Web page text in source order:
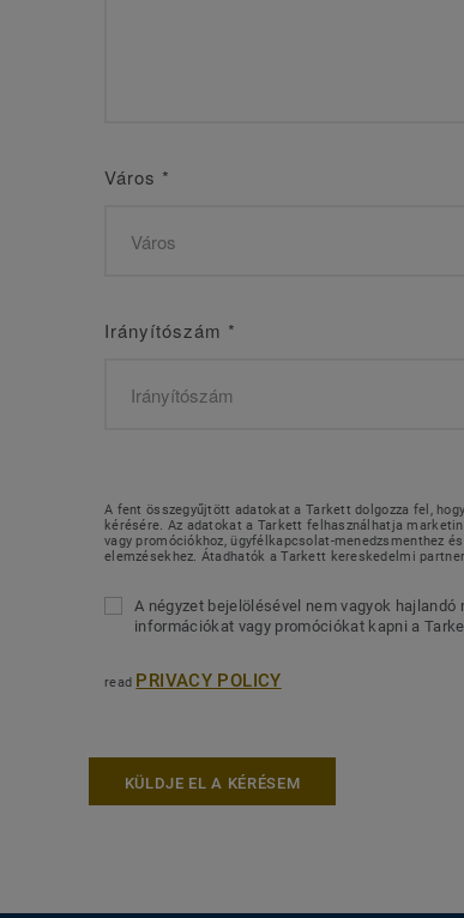
Város *
Irányítószám *
A fent összegyűjtött adatokat a Tarkett dolgozza fel,
kérésére. Az adatokat a Tarkett felhasználhatja
vagy promóciókhoz, ügyfélkapcsolat-menedzsmenthez
elemzésekhez. Átadhatók a Tarkett kereskedelmi
A négyzet bejelölésével nem vagyok hajlandó
információkat vagy promóciókat kapni a
read PRIVACY POLICY
KÜLDJE EL A KÉRÉSEM